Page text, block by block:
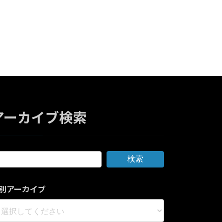
ーカイブ検索
検索
アーカイブ